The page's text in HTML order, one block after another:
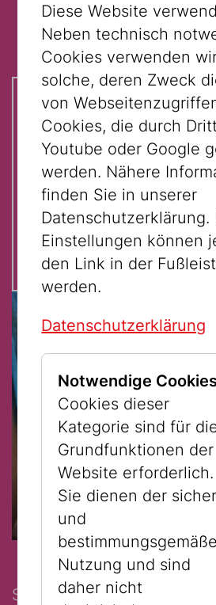
Museum
Auf einen Blick:
Für Kinder von 10 - 12
Im Rahmen der
Schon im allerersten
Diese Website
Neben technisch
Cookies verwenden
solche, deren Zweck
von
Cookies, die durch
Youtube oder Google
werden. Nähere
finden Sie in unserer
Datenschutzerklärung.
Einstellungen können
den Link in der
werden.
Datenschutzerklärung
Notwendige
Cookies dieser
Kategorie sind für
Grundfunktionen der
Website erforderlich.
Sie dienen der
und
Nutzung und sind
daher nicht